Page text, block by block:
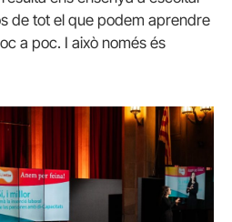
de tot el que podem aprendre
a poc. I això només és